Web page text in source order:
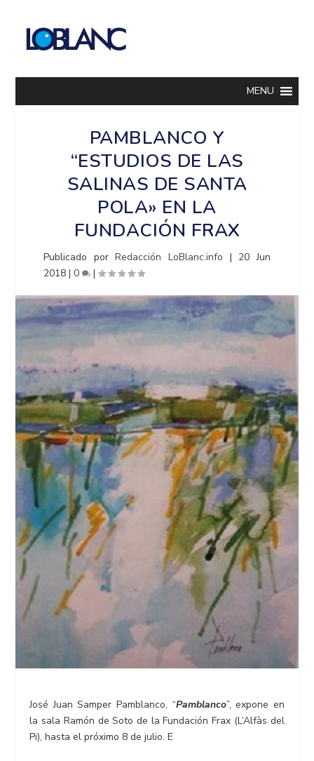
MENU
PAMBLANCO Y
“ESTUDIOS DE LAS
SALINAS DE SANTA
POLA» EN LA
FUNDACIÓN FRAX
Publicado porRedacción LoBlanc.info | 20 Jun
2018 |0 |
José Juan Samper Pamblanco, “Pamblanco”, expone en
la sala Ramón de Soto de la Fundación Frax (L’Alfàs del
Pi), hasta el próximo 8 de julio. E